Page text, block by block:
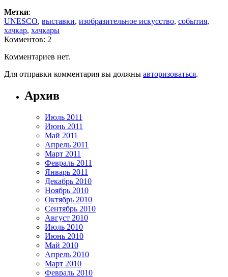
Метки:
UNESCO, выставки, изобразительное искусство, события,
хачкар, хачкары
Комментов: 2
Комментариев нет.
Для отправки комментария вы должны авторизоваться.
Архив
Июль 2011
Июнь 2011
Май 2011
Апрель 2011
Март 2011
Февраль 2011
Январь 2011
Декабрь 2010
Ноябрь 2010
Октябрь 2010
Сентябрь 2010
Август 2010
Июль 2010
Июнь 2010
Май 2010
Апрель 2010
Март 2010
Февраль 2010